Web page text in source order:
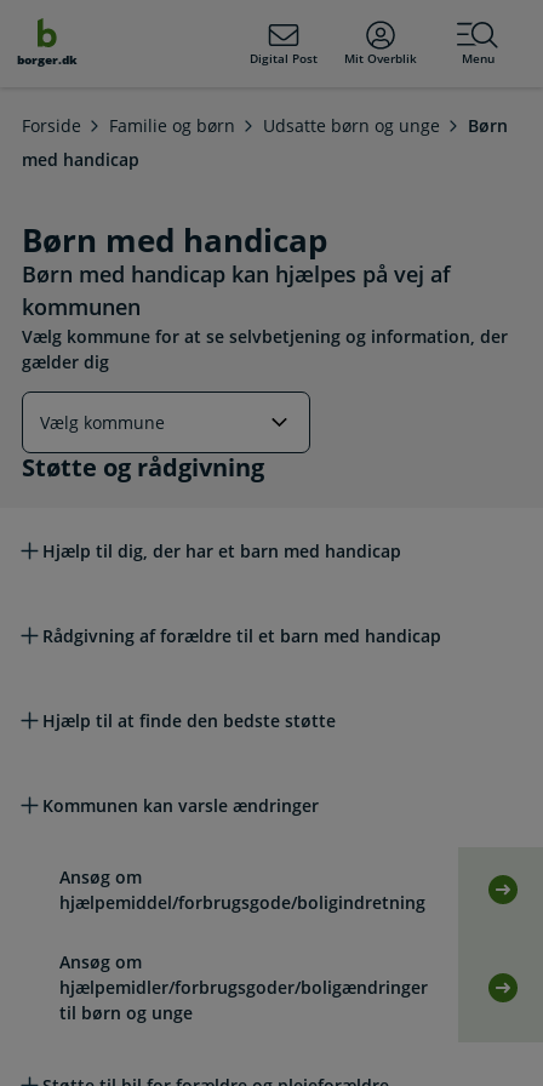
borger.dk Digital Post Mit Overblik Menu
Forside Familie og børn Udsatte børn og unge
Børn
med handicap
Børn med handicap
Børn med handicap kan hjælpes på vej af
kommunen
Vælg kommune for at se selvbetjening og information, der
gælder dig
Støtte og rådgivning
Støtte og rådgivning
Hjælp til dig, der har et barn med handicap
Rådgivning af forældre til et barn med handicap
Hjælp til at finde den bedste støtte
Kommunen kan varsle ændringer
Ansøg om
hjælpemiddel/forbrugsgode/boligindretning
Ansøg om
hjælpemidler/forbrugsgoder/boligændringer
til børn og unge